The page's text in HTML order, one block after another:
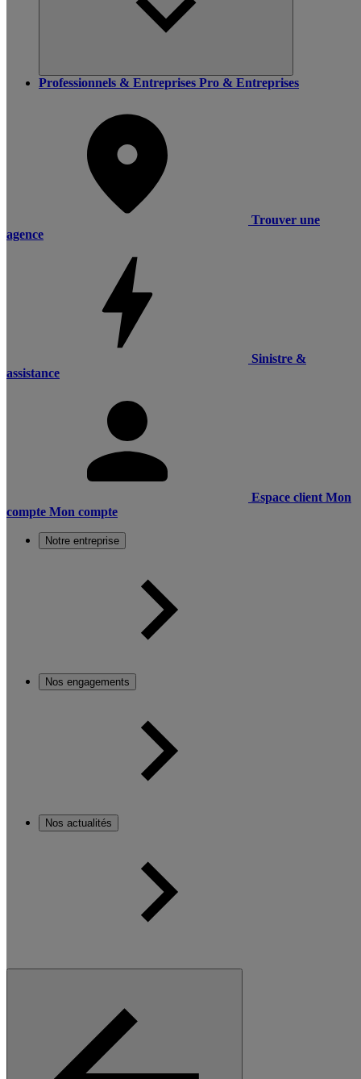
Professionnels & Entreprises Pro & Entreprises
Trouver une
agence
Sinistre &
assistance
Espace client Mon
compte Mon compte
Notre entreprise
Nos engagements
Nos actualités